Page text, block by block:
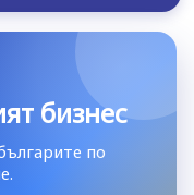
бизнес
по